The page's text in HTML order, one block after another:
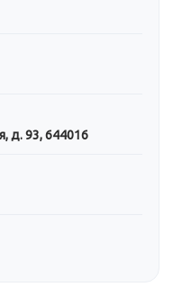
д. 93, 644016